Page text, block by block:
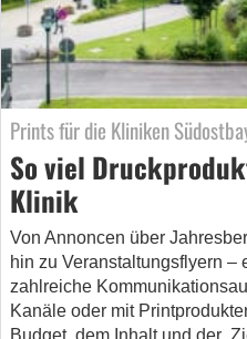
Prints für die Kliniken
So viel
Klinik
Von Annoncen über
hin zu Veranstaltungsflyern –
zahlreiche
Kanäle oder mit